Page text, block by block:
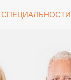
СПЕЦИАЛЬНОСТИ